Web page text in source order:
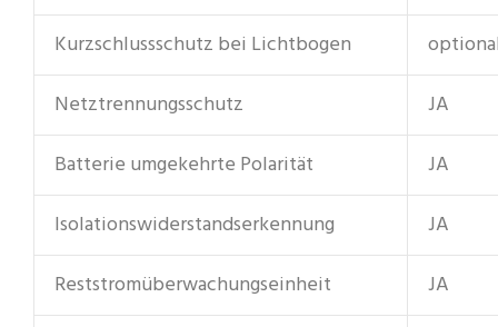
Kurzschlussschutz bei Lichtbogen
Netztrennungsschutz
JA
Batterie umgekehrte Polarität
JA
Isolationswiderstandserkennung
JA
Reststromüberwachungseinheit
JA